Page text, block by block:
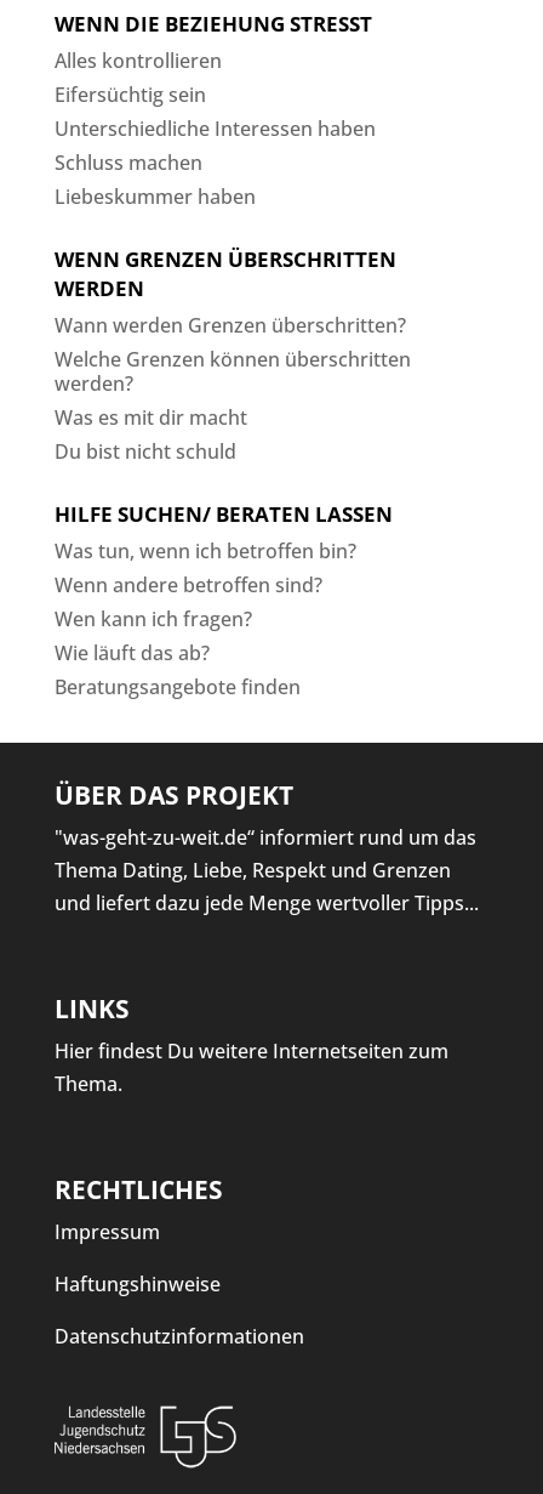
WENN DIE BEZIEHUNG STRESST
Alles kontrollieren
Eifersüchtig sein
Unterschiedliche Interessen haben
Schluss machen
Liebeskummer haben
WENN GRENZEN ÜBERSCHRITTEN
WERDEN
Wann werden Grenzen überschritten?
Welche Grenzen können überschritten
werden?
Was es mit dir macht
Du bist nicht schuld
HILFE SUCHEN/ BERATEN LASSEN
Was tun, wenn ich betroffen bin?
Wenn andere betroffen sind?
Wen kann ich fragen?
Wie läuft das ab?
Beratungsangebote finden
ÜBER DAS PROJEKT
"was-geht-zu-weit.de“ informiert rund um das
Thema Dating, Liebe, Respekt und Grenzen
und liefert dazu jede Menge wertvoller Tipps...
LINKS
Hier findest Du weitere Internetseiten zum
Thema.
RECHTLICHES
Impressum
Haftungshinweise
Datenschutzinformationen